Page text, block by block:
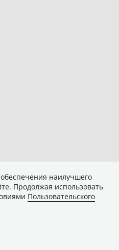
наилучшего
Продолжая использовать
Пользовательского